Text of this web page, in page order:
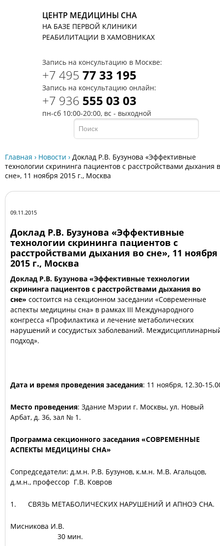
ЦЕНТР МЕДИЦИНЫ СНА
НА БАЗЕ ПЕРВОЙ КЛИНИКИ
РЕАБИЛИТАЦИИ В ХАМОВНИКАХ
Запись на консультацию в Москве:
+7 495 77 33 195
Запись на консультацию онлайн:
+7 936 555 03 03
пн-сб 10:00-20:00, вс - выходной
Главная › Новости › Доклад Р.В. Бузунова «Эффективные
технологии скрининга пациентов с расстройствами дыхания
сне», 11 ноября 2015 г., Москва
09.11.2015
Доклад Р.В. Бузунова «Эффективные
технологии скрининга пациентов с
расстройствами дыхания во сне», 11 ноября
2015 г., Москва
Доклад Р.В. Бузунова «Эффективные технологии
скрининга пациентов с расстройствами дыхания во
сне» состоится на секционном заседании «Современные
аспекты медицины сна» в рамках III Международного
конгресса «Профилактика и лечение метаболических
нарушений и сосудистых заболеваний.
подход».
Дата и время проведения заседания: 11 ноября, 12.30-
Место проведения: Здание Мэрии г. Москвы, ул. Новый
Арбат, д. 36, зал № 1.
Программа секционного заседания «СОВРЕМЕННЫЕ
АСПЕКТЫ МЕДИЦИНЫ СНА»
Сопредседатели: д.м.н. Р.В. Бузунов, к.м.н. М.В. Агальцов,
д.м.н., профессор Г.В. Ковров
1. СВЯЗЬ МЕТАБОЛИЧЕСКИХ НАРУШЕНИЙ И АПНОЭ СНА.
Мисникова
30 мин.